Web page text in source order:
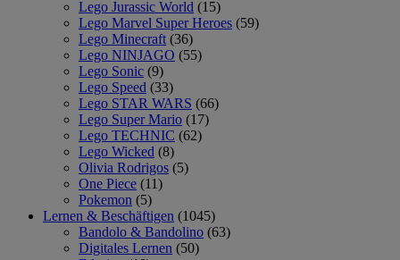
Lego Jurassic World (15)
Lego Marvel Super Heroes (59)
Lego Minecraft (36)
Lego NINJAGO (55)
Lego Sonic (9)
Lego Speed (33)
Lego STAR WARS (66)
Lego Super Mario (17)
Lego TECHNIC (62)
Lego Wicked (8)
Olivia Rodrigos (5)
One Piece (11)
Pokemon (5)
Lernen & Beschäftigen (1045)
Bandolo & Bandolino (63)
Digitales Lernen (50)